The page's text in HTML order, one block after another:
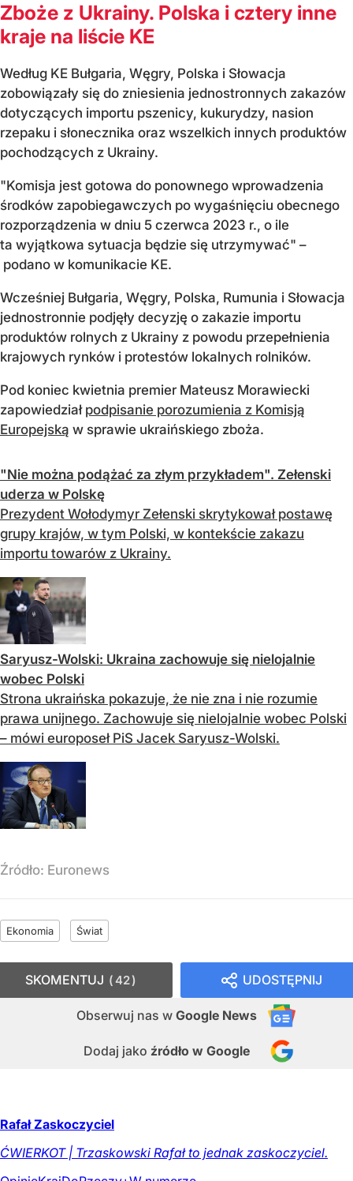
Zboże z Ukrainy. Polska i cztery inne
kraje na liście KE
Według KE Bułgaria, Węgry, Polska i Słowacja
zobowiązały się do zniesienia jednostronnych zakazów
dotyczących importu pszenicy, kukurydzy, nasion
rzepaku i słonecznika oraz wszelkich innych produktów
pochodzących z Ukrainy.
"Komisja jest gotowa do ponownego wprowadzenia
środków zapobiegawczych po wygaśnięciu obecnego
rozporządzenia w dniu 5 czerwca 2023 r., o ile
ta wyjątkowa sytuacja będzie się utrzymywać" –
podano w komunikacie KE.
Wcześniej Bułgaria, Węgry, Polska, Rumunia i Słowacja
jednostronnie podjęły decyzję o zakazie importu
produktów rolnych z Ukrainy z powodu przepełnienia
krajowych rynków i protestów lokalnych rolników.
Pod koniec kwietnia premier Mateusz Morawiecki
zapowiedział podpisanie porozumienia z Komisją
Europejską w sprawie ukraińskiego zboża.
"Nie można podążać za złym przykładem". Zełenski
uderza w Polskę
Prezydent Wołodymyr Zełenski skrytykował postawę
grupy krajów, w tym Polski, w kontekście zakazu
importu towarów z Ukrainy.
Saryusz-Wolski: Ukraina zachowuje się nielojalnie
wobec Polski
Strona ukraińska pokazuje, że nie zna i nie rozumie
prawa unijnego. Zachowuje się nielojalnie wobec Polski
– mówi europoseł PiS Jacek Saryusz-Wolski.
Źródło: Euronews
Ekonomia Świat
UDOSTĘPNIJ
Obserwuj nas w Google News
Dodaj jako źródło w Google
SKOMENTUJ 42
Rafał Zaskoczyciel
ĆWIERKOT | Trzaskowski Rafał to jednak zaskoczyciel.